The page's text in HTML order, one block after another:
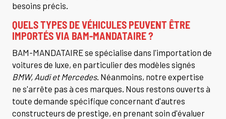
besoins précis.
QUELS TYPES DE VÉHICULES PEUVENT ÊTRE
IMPORTÉS VIA BAM-MANDATAIRE ?
BAM-MANDATAIRE se spécialise dans l'importation de
voitures de luxe, en particulier des modèles signés
BMW, Audi et Mercedes. Néanmoins, notre expertise
ne s'arrête pas à ces marques. Nous restons ouverts à
toute demande spécifique concernant d'autres
constructeurs de prestige, en prenant soin d'évaluer